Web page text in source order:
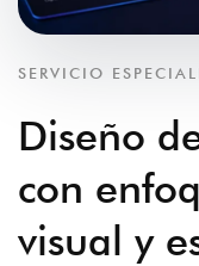
SERVICIO
Diseño
con
visual y